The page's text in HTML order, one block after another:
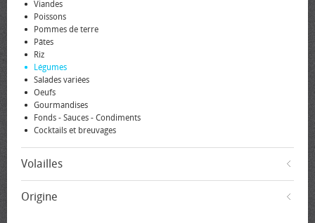
Viandes
Poissons
Pommes de terre
Pâtes
Riz
Légumes
Salades variées
Oeufs
Gourmandises
Fonds - Sauces - Condiments
Cocktails et breuvages
Volailles
Origine